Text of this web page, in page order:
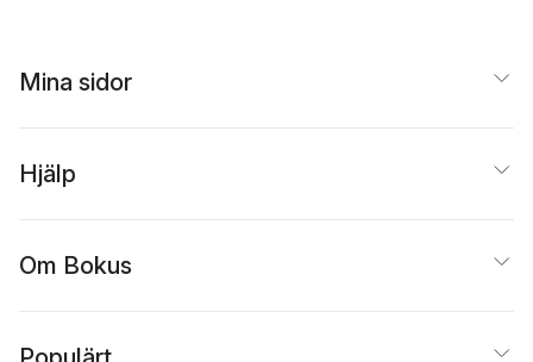
Mina sidor
Hjälp
Om Bokus